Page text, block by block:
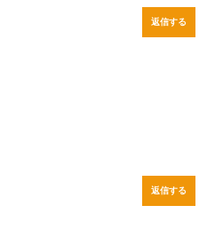
返信する
返信する